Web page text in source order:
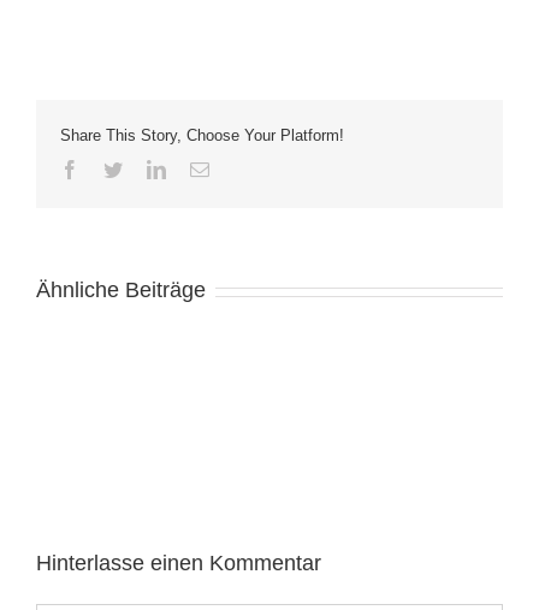
Share This Story, Choose Your Platform!
Facebook
TwitterLinkedIn
E-
Ähnliche Beiträge
Hinterlasse einen Kommentar